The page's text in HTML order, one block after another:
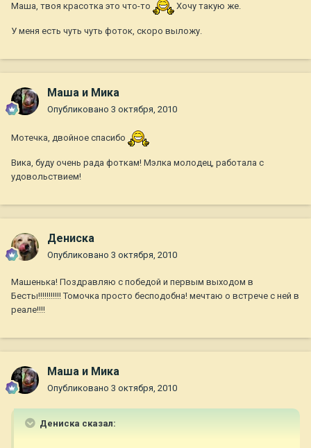
Маша, твоя красотка это что-то Хочу такую же.
У меня есть чуть чуть фоток, скоро выложу.
Маша и Мика
Опубликовано 3 октября, 2010
Мотечка, двойное спасибо
Вика, буду очень рада фоткам! Мэлка молодец, работала с
удовольствием!
Дениска
Опубликовано 3 октября, 2010
Машенька! Поздравляю с победой и первым выходом в
Бесты!!!!!!!!!!! Томочка просто бесподобна! мечтаю о встрече с ней в
реале!!!!
Маша и Мика
Опубликовано 3 октября, 2010
Дениска сказал: